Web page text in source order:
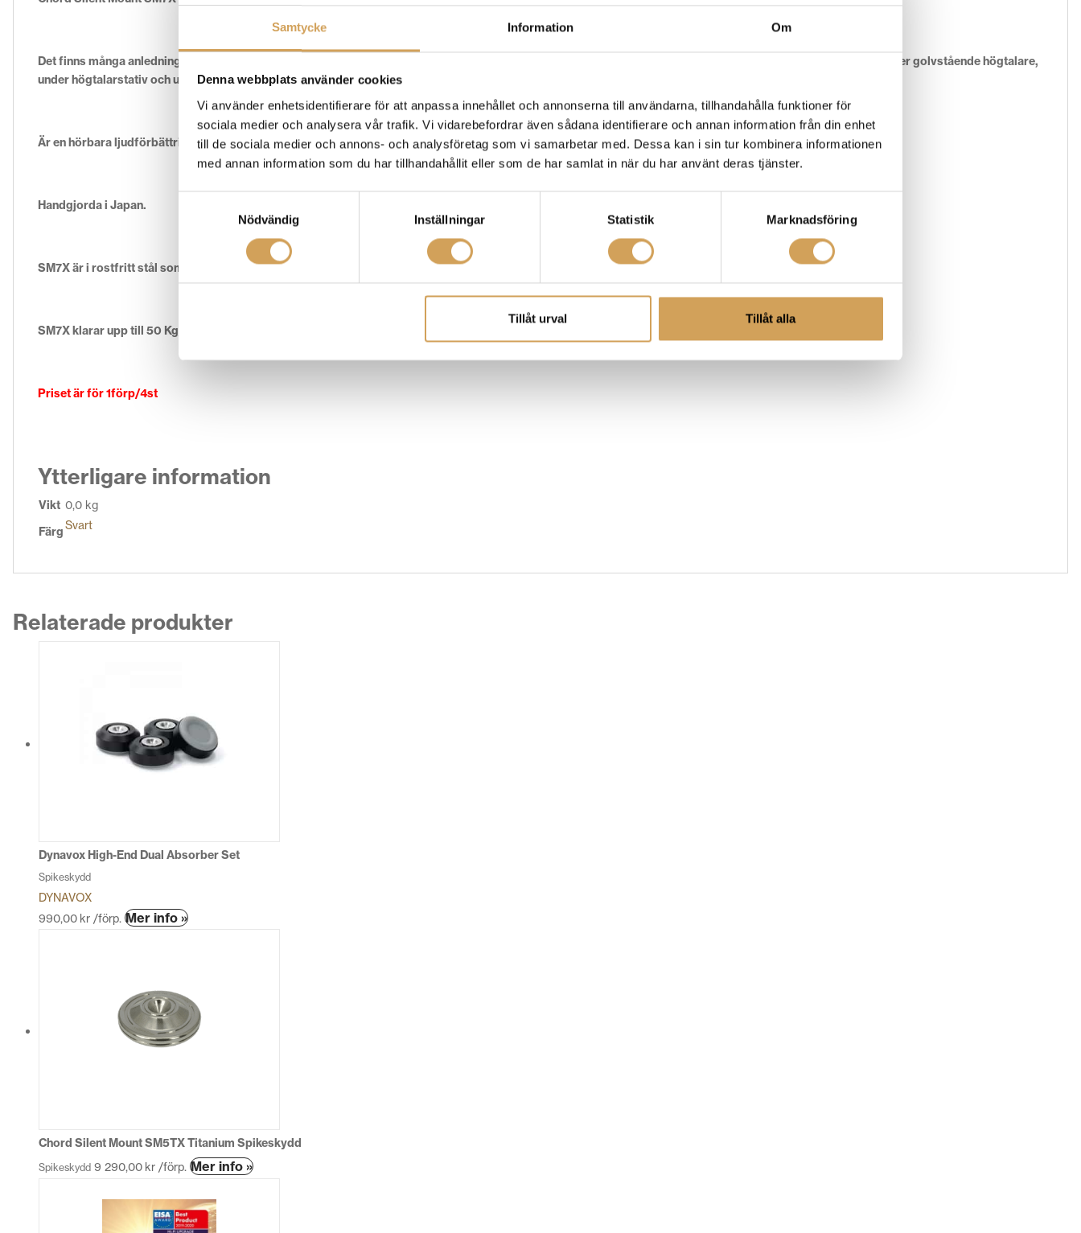
Samtycke Information Om
Denna webbplats använder cookies
Vi använder enhetsidentifierare för att anpassa innehållet och annonserna till användarna, tillhandahålla funktioner för
sociala medier och analysera vår trafik. Vi vidarebefordrar även sådana identifierare och annan information från din enhet
till de sociala medier och annons- och analysföretag som vi samarbetar med. Dessa kan i sin tur kombinera informationen
med annan information som du har tillhandahållit eller som de har samlat in när du har använt deras tjänster.
Nödvändig
Inställningar Statistik Marknadsföring
Tillåt urval Tillåt alla
Det finns många anledningar till att använda Silent Mount.
Först och främst finns det den obestridliga och uppenbara förbättringen av ljudkvaliten. Fungerar under golvstående högtalare,
under högtalarstativ och under hifirack.
Är en hörbara ljudförbättring med bättre definition, detaljer och större ljudbild.
Handgjorda i Japan.
SM7X är i rostfritt stål som har utformats för att förbättra kontakten mellan spikarna och din utrustning.
SM7X klarar upp till 50 Kg/st.
Priset är för 1förp/4st
Ytterligare information
Vikt 0,0 kg
FärgSvart
Relaterade produkter
Dynavox High-End Dual Absorber Set
Spikeskydd
DYNAVOX
990,00 kr /förp. Mer info »Den
varianter.
De
olika
produktsidan
Chord Silent Mount SM5TX Titanium Spikeskydd
Spikeskydd 9 290,00 kr /förp. Mer info »Den